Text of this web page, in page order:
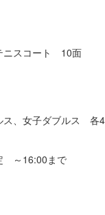
ニスコート 10面
ス、女子ダブルス 各
～16:00まで